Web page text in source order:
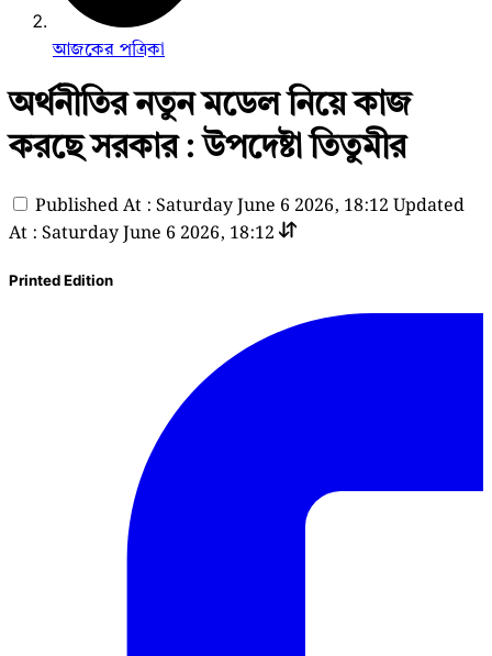
আজকের পত্রিকা
অর্থনীতির নতুন মডেল নিয়ে কাজ
করছে সরকার : উপদেষ্টা তিতুমীর
Published At : Saturday June 6 2026, 18:12 Updated
At : Saturday June 6 2026, 18:12
Printed Edition